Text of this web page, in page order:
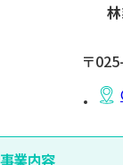
〒
事業内容